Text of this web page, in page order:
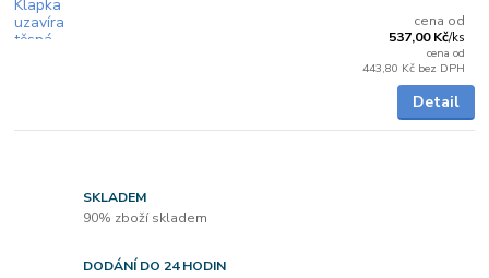
cena od
537,00 Kč/ks
cena od
443,80 Kč bez DPH
Detail
SKLADEM
90% zboží skladem
DODÁNÍ DO 24 HODIN